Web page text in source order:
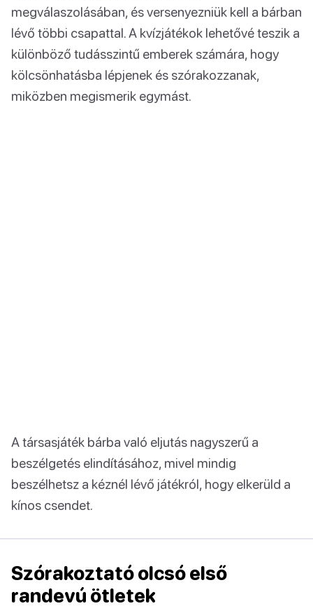
megválaszolásában, és versenyezniük kell a bárban
lévő többi csapattal. A kvízjátékok lehetővé teszik a
különböző tudásszintű emberek számára, hogy
kölcsönhatásba lépjenek és szórakozzanak,
miközben megismerik egymást.
A társasjáték bárba való eljutás nagyszerű a
beszélgetés elindításához, mivel mindig
beszélhetsz a kéznél lévő játékról, hogy elkerüld a
kínos csendet.
Szórakoztató olcsó első
randevú ötletek